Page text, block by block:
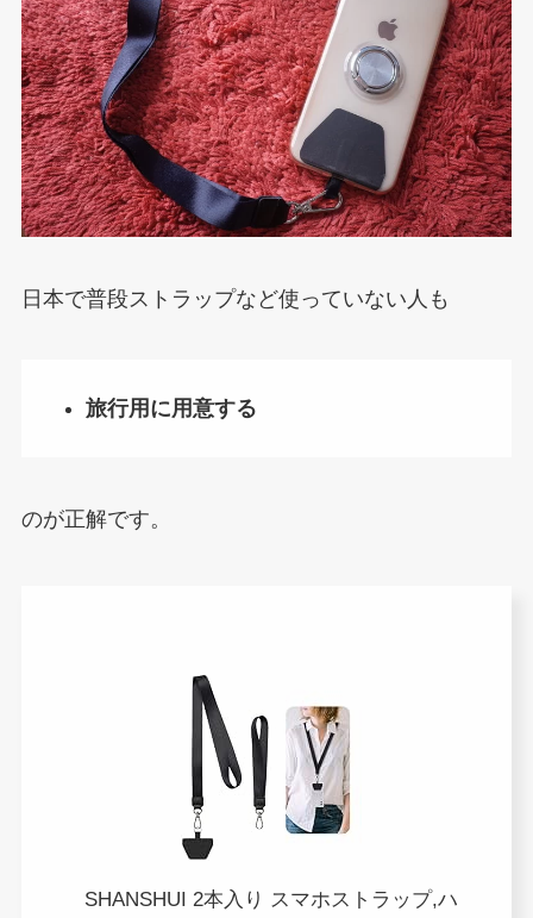
日本で普段ストラップなど使っていない人も
旅行用に用意する
のが正解です。
SHANSHUI 2本入り スマホストラップ,ハ